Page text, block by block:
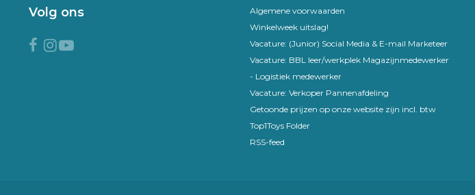
Gratis koksmes bij
Ontvang nu tijdelijk een gratis koksmes
Voeg hem hier beneden toe en gebruik
Volg ons
Algemene voorwaarden
Winkelweek uitslag!
Vacature: (Junior) Social Media & E-mail Marketeer
Vacature: BBL leer/werkplek Magazijnmedewerker
- Logistiek medewerker
Vacature: Verkoper Pannenafdeling
Getoonde prijzen op onze website zijn incl. btw
Top1Toys Folder
RSS-feed